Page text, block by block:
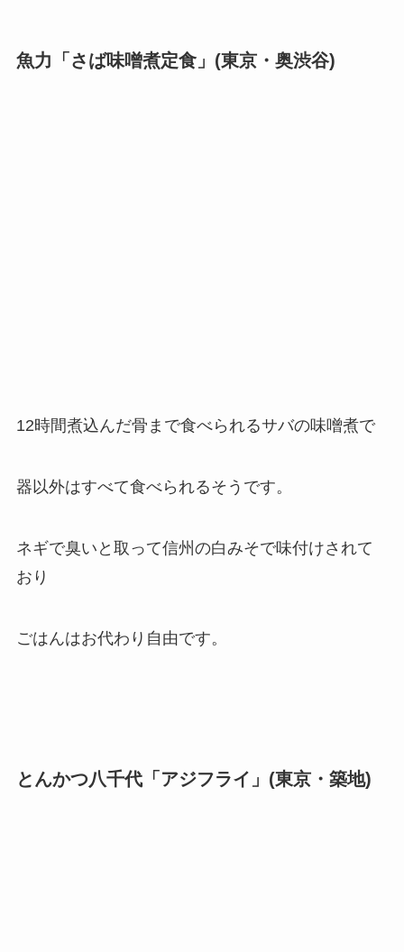
魚力「さば味噌煮定食」(東京・奥渋谷)
12時間煮込んだ骨まで食べられるサバの味噌煮で
器以外はすべて食べられるそうです。
ネギで臭いと取って信州の白みそで味付けされて
おり
ごはんはお代わり自由です。
とんかつ八千代「アジフライ」(東京・築地)